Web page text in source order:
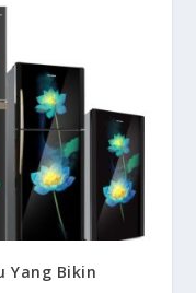
Yang Bikin